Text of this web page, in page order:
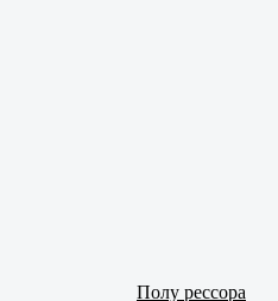
Полу рессора